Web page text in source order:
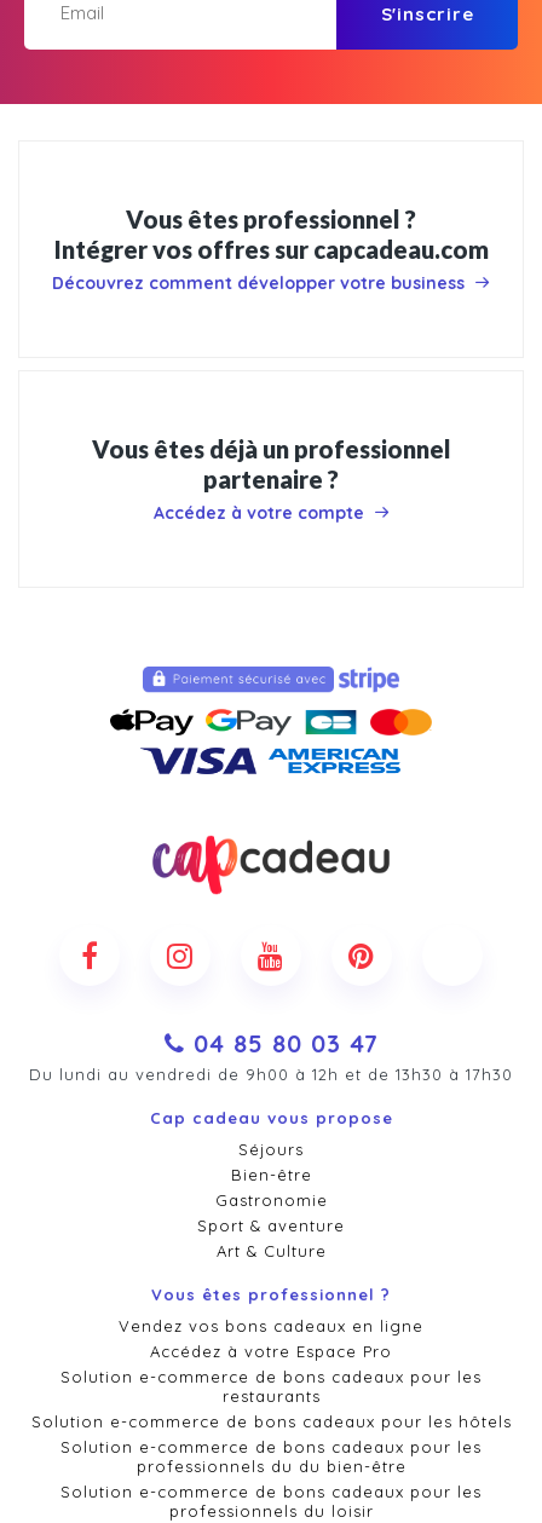
S'inscrire
Vous êtes professionnel ?
Intégrer vos offres sur capcadeau.com
Découvrez comment développer votre business
Vous êtes déjà un professionnel
partenaire ?
Accédez à votre compte
04 85 80 03 47
Du lundi au vendredi de 9h00 à 12h et de 13h30 à 17h30
Cap cadeau vous propose
Séjours
Bien-être
Gastronomie
Sport & aventure
Art & Culture
Vous êtes professionnel ?
Vendez vos bons cadeaux en ligne
Accédez à votre Espace Pro
Solution e-commerce de bons cadeaux pour les
restaurants
Solution e-commerce de bons cadeaux pour les hôtels
Solution e-commerce de bons cadeaux pour les
professionnels du du bien-être
Solution e-commerce de bons cadeaux pour les
professionnels du loisir